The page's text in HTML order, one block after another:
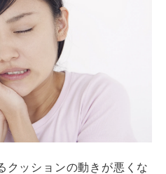
クッションの動きが悪くな